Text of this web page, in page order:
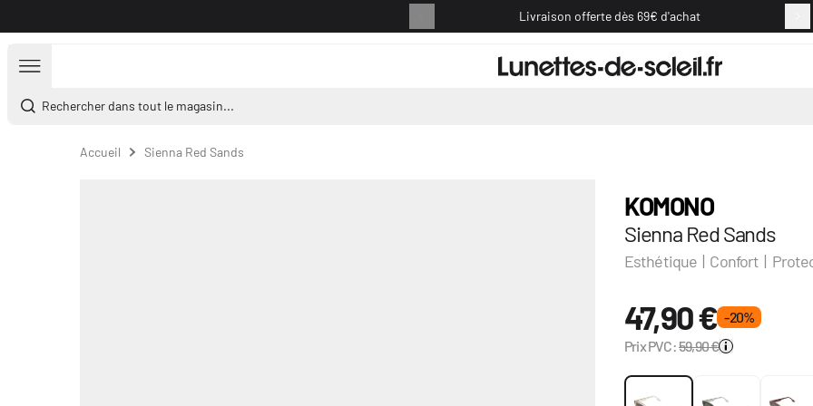
Livraison offerte dès 69€ d'achat
Rechercher dans tout le magasin...
Accueil Sienna Red Sands
KOMONO
Sienna Red Sands
Esthétique | Confort |
47,90 € - 20 %
Prix PVC:59,90 €